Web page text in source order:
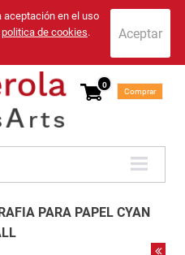
aceptación en el uso
politica de cookies.
0
Comprar
PARA PAPEL CYAN